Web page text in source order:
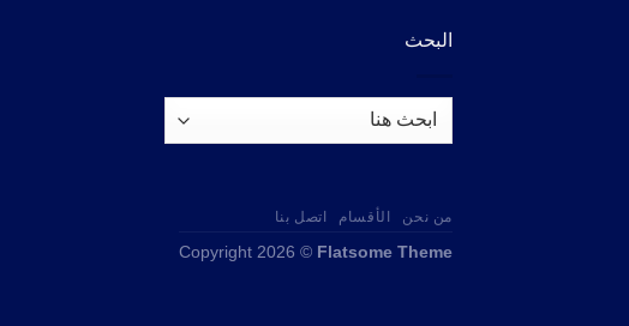
البحث
من نحن الأقسام اتصل بنا
Copyright 2026 © Flatsome Theme